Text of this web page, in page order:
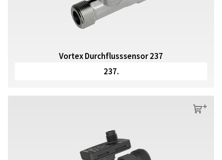
Vortex Durchflusssensor 237
237.
s